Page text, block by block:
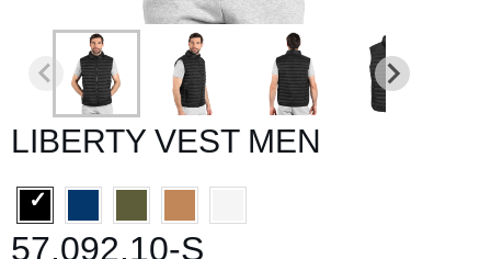
LIBERTY VEST MEN
57.092.10-S